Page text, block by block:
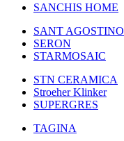
SANCHIS HOME
SANT AGOSTINO
SERON
STARMOSAIC
STN CERAMICA
Stroeher Klinker
SUPERGRES
TAGINA